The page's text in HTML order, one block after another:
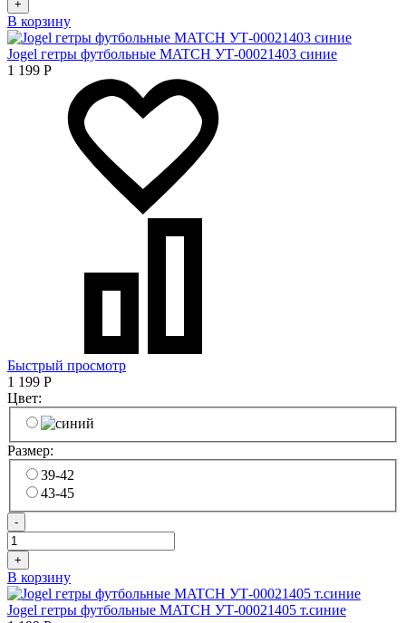
+
В корзину
Jogel гетры футбольные MATCH УТ-00021403 синие
1 199 Р
Быстрый просмотр
1 199 Р
Цвет:
Размер:
39-42
43-45
-
+
В корзину
Jogel гетры футбольные MATCH УТ-00021405 т.синие